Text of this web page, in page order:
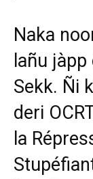
Naka
lañu
Sekk. Ñi
deri
la